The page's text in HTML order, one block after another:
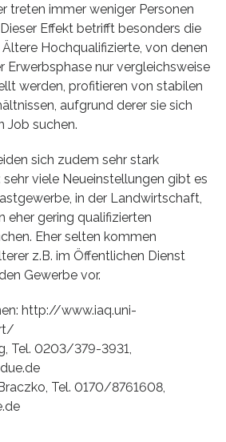
treten immer weniger Personen
Effekt betrifft besonders die
Hochqualifizierte, von denen
Erwerbsphase nur vergleichsweise
werden, profitieren von stabilen
aufgrund derer sie sich
Job suchen.
sich zudem sehr stark
viele Neueinstellungen gibt es
in der Landwirtschaft,
eher gering qualifizierten
Eher selten kommen
z.B. im Öffentlichen Dienst
Gewerbe vor.
http://www.iaq.uni-
Tel. 0203/379-3931,
Tel. 0170/8761608,